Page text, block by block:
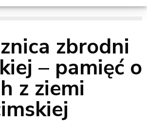
zbrodni
– pamięć o
z ziemi